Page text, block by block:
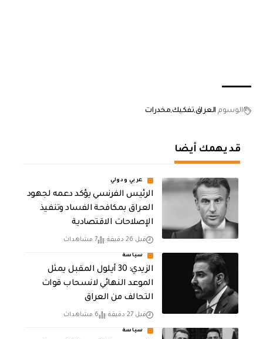
الوسوم العراقتفكيكمخدرات
قد يهمك أيضا
عربي ودولي
الرئيس الفرنسي يؤكد دعمه لجهود
العراق بمكافحة الفساد وتنفيذ
الإصلاحات الاقتصادية
قبل 26 دقيقة 7 مشاهدات
سياسة
الزيدي: 30 أيلول المقبل يمثل
الموعد النهائي لانسحاب قوات
التحالف من العراق
قبل 27 دقيقة 6 مشاهدات
سياسة